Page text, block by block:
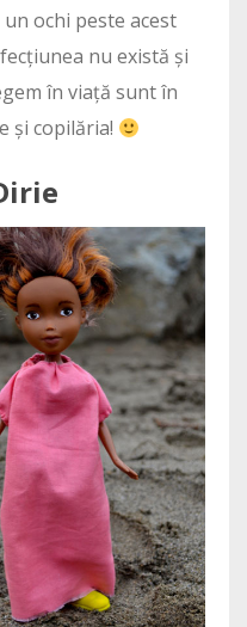
ochi peste acest
nu există și
în viață sunt în
și copilăria!